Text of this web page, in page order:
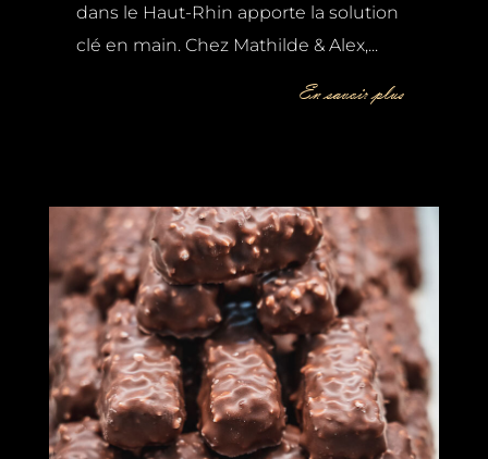
dans le Haut-Rhin apporte la solution
clé en main. Chez Mathilde & Alex,...
En savoir plus